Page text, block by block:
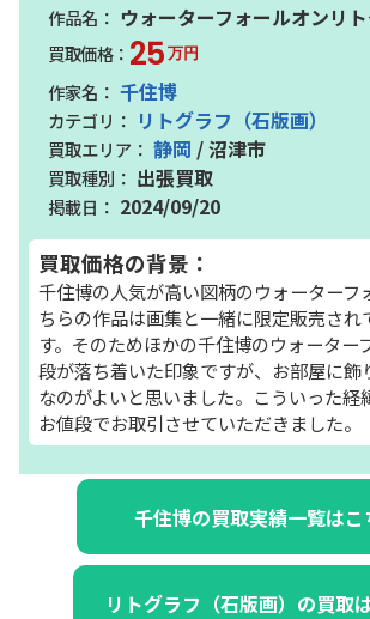
ウォーターフォールオンリ
25万円
千住博
リトグラフ（石版画）
静岡 / 沼津市
出張買取
2024/09/20
買取価格の背景：
千住博の人気が高い図柄のウォーターフ
ちらの作品は画集と一緒に限定販売され
す。そのためほかの千住博のウォーター
段が落ち着いた印象ですが、お部屋に飾
なのがよいと思いました。こういった経
お値段でお取引させていただきました。
千住博の買取実績一覧はこ
リトグラフ（石版画）の買取